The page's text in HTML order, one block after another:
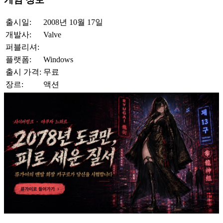
출시일:
2008년 10월 17일
개발사:
Valve
퍼블리셔:
플랫폼:
Windows
출시 가격: 무료
장르:
액션